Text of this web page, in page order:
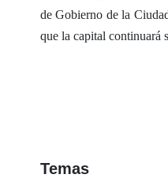
de Gobierno de la
que la capital continuará
Temas